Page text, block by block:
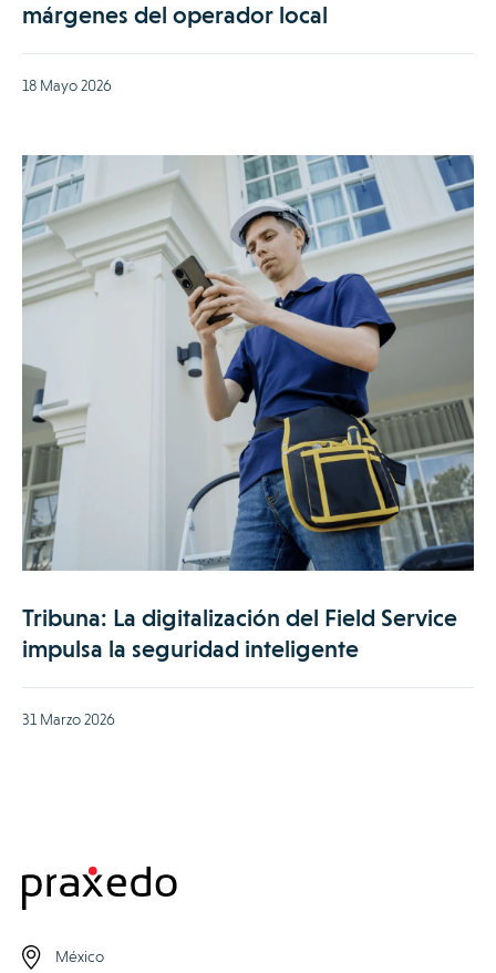
márgenes del operador local
18 Mayo 2026
Tribuna: La digitalización del Field Service
impulsa la seguridad inteligente
31 Marzo 2026
México